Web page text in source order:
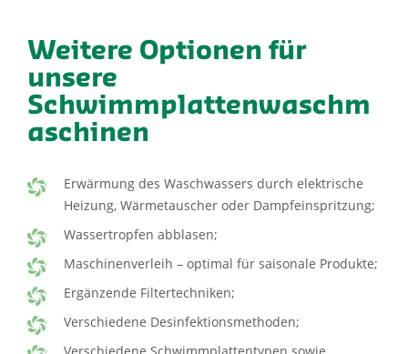
Weitere Optionen für
unsere
Schwimmplattenwaschm
aschinen
Erwärmung des Waschwassers durch elektrische
Heizung, Wärmetauscher oder Dampfeinspritzung;
Wassertropfen abblasen;
Maschinenverleih – optimal für saisonale Produkte;
Ergänzende Filtertechniken;
Verschiedene Desinfektionsmethoden;